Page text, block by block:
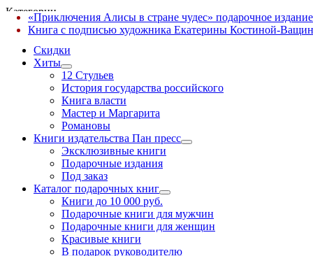
Категории
Скидки
Хиты
12 Стульев
История государства российского
Книга власти
Мастер и Маргарита
Романовы
Книги издательства Пан пресс
Эксклюзивные книги
Подарочные издания
Под заказ
Каталог подарочных книг
Книги до 10 000 руб.
Подарочные книги для мужчин
Подарочные книги для женщин
Красивые книги
В подарок руководителю
«Приключения Алисы в стране чудес» подарочное издание
Книга с подписью художника Екатерины Костиной-